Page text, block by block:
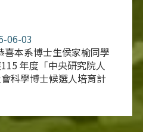
06-03
喜本系博士生侯家榆同學
年度「中央研究院人
科學博士候選人培育計